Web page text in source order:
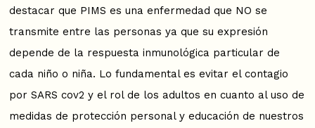
destacar que PIMS es una enfermedad que NO se
transmite entre las personas ya que su expresión
depende de la respuesta inmunológica particular de
cada niño o niña. Lo fundamental es evitar el contagio
por SARS cov2 y el rol de los adultos en cuanto al uso de
medidas de protección personal y educación de nuestros